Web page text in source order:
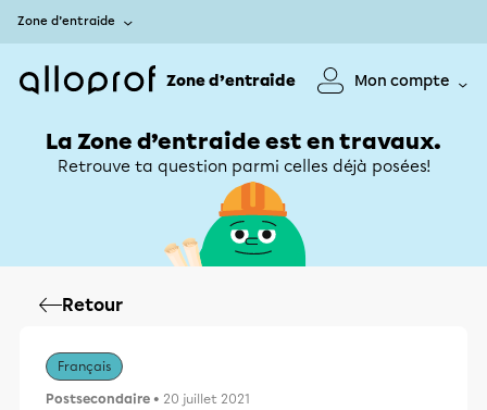
Zone d’entraide
Zone d’entraide Mon compte
La Zone d’entraide est en travaux.
Retrouve ta question parmi celles déjà posées!
Retour
Français
Postsecondaire • 20 juillet 2021